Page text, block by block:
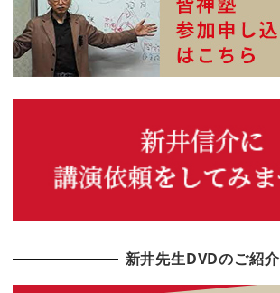
新井先生DVDのご紹介